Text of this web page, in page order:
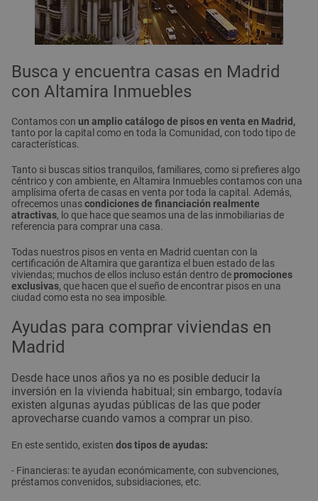
Busca y encuentra casas en Madrid
con Altamira Inmuebles
Contamos con un amplio catálogo de pisos en venta en Madrid,
tanto por la capital como en toda la Comunidad, con todo tipo de
características.
Tanto si buscas sitios tranquilos, familiares, como si prefieres algo
céntrico y con ambiente, en Altamira Inmuebles contamos con una
amplísima oferta de casas en venta por toda la capital. Además,
ofrecemos unascondiciones de financiación realmente
atractivas, lo que hace que seamos una de las inmobiliarias de
referencia para comprar una casa.
Todas nuestros pisos en venta en Madrid cuentan con la
certificación de Altamira que garantiza el buen estado de las
viviendas; muchos de ellos incluso están dentro de promociones
exclusivas, que hacen que el sueño de encontrar pisos en una
ciudad como esta no sea imposible.
Ayudas para comprar viviendas en
Madrid
Desde hace unos años ya no es posible deducir la
inversión en la vivienda habitual; sin embargo, todavía
existen algunas ayudas públicas de las que poder
aprovecharse cuando vamos a comprar un piso.
En este sentido, existen dos tipos de ayudas:
- Financieras: te ayudan económicamente, con subvenciones,
préstamos convenidos, subsidiaciones, etc.